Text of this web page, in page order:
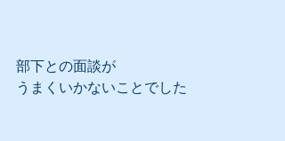
部下との面談が
うまくいかないことでした